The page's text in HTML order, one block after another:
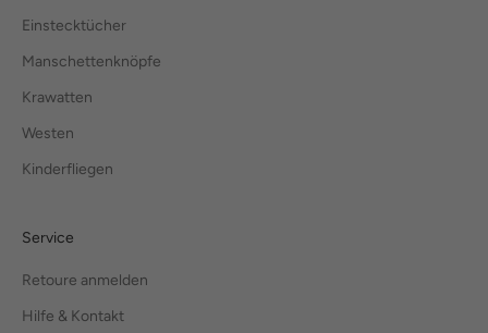
Einstecktücher
Manschettenknöpfe
Krawatten
Westen
Kinderfliegen
Service
Retoure anmelden
Hilfe & Kontakt